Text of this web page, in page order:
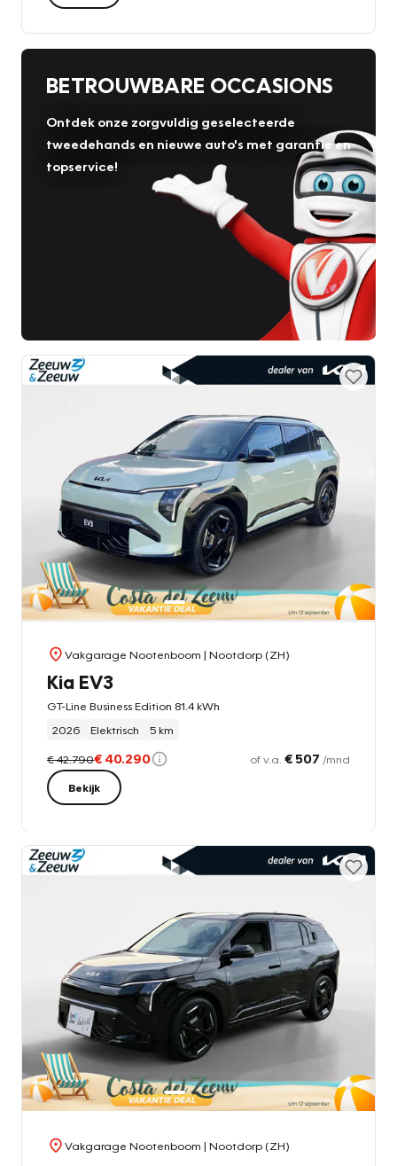
BETROUWBARE OCCASIONS
Ontdek onze zorgvuldig geselecteerde
tweedehands en nieuwe auto's met garantie en
topservice!
Vakgarage Nootenboom | Nootdorp (ZH)
Kia EV3
GT-Line Business Edition 81.4 kWh
2026
Elektrisch 5 km
€ 42.790€ 40.290 of v.a. € 507 /mnd
Bekijk
Vakgarage Nootenboom | Nootdorp (ZH)